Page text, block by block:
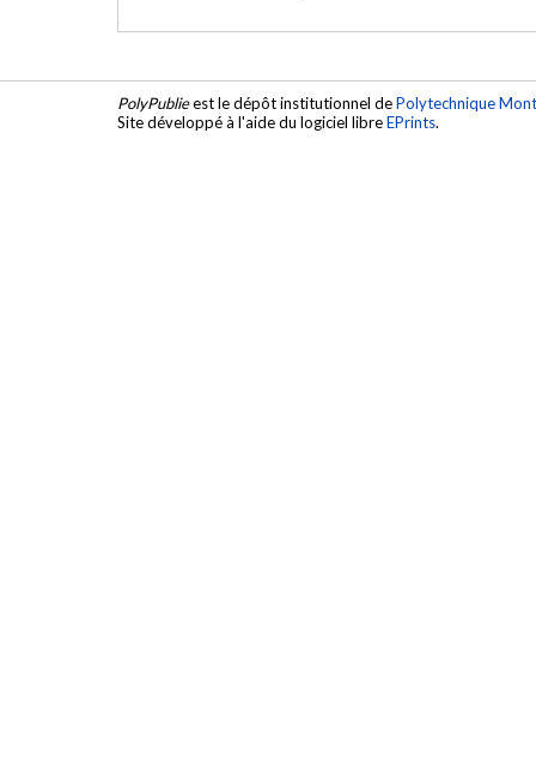
PolyPublieest le dépôt institutionnel dePolytechnique
Site développé à l'aide du logiciel libreEPrints.